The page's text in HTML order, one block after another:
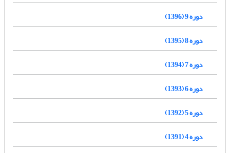
دوره 9 (1396)
دوره 8 (1395)
دوره 7 (1394)
دوره 6 (1393)
دوره 5 (1392)
دوره 4 (1391)